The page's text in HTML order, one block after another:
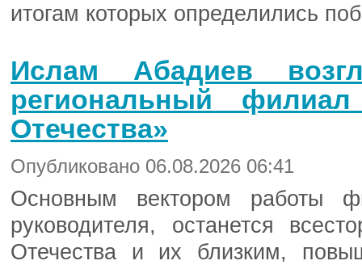
итогам которых определились
Ислам Абадиев
региональный
Отечества»
Опубликовано 06.08.2026 06:41
Основным вектором работы
руководителя, останется
Отечества и их близким,